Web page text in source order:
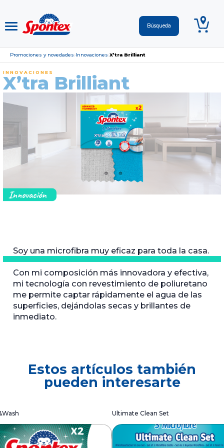
Promociones y novedades›Innovaciones›X’tra Brilliant
INNOVACIONES
X’tra Brilliant
Soy una microfibra muy eficaz para toda la casa.
Con mi composición más innovadora y efectiva,
mi tecnología con revestimiento de poliuretano
me permite captar rápidamente el agua de las
superficies, dejándolas secas y brillantes de
inmediato.
Estos artículos también
pueden interesarte
Ultimate Clean Set